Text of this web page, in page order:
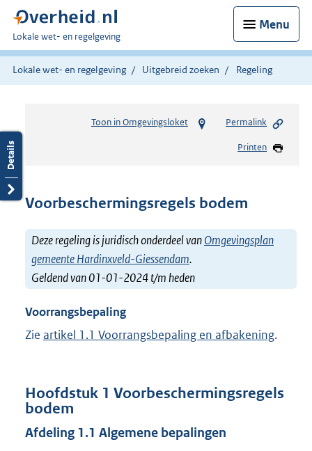
Menu
U
bent
hier:
Lokale wet- en regelgeving
Lokale wet- en regelgeving Uitgebreid zoeken Regeling
Toon in Omgevingsloket Permalink
Printen
Voorbeschermingsregels bodem
Deze regeling is juridisch onderdeel vanOmgevingsplan
gemeente Hardinxveld-Giessendam.
Geldend van 01-01-2024 t/m heden
Voorrangsbepaling
Zie artikel 1.1 Voorrangsbepaling en afbakening.
Hoofdstuk 1 Voorbeschermingsregels
bodem
Afdeling 1.1 Algemene bepalingen